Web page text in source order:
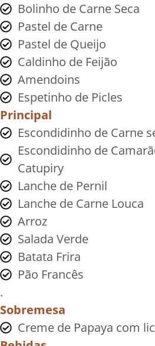
Bolinho de Carne Seca
Pastel de Carne
Pastel de Queijo
Caldinho de Feijão
Amendoins
Espetinho de Picles
Principal
Escondidinho de Carne
Escondidinho de
Catupiry
Lanche de Pernil
Lanche de Carne Louca
Arroz
Salada Verde
Batata Frira
Pão Francês
.
Sobremesa
Creme de Papaya com